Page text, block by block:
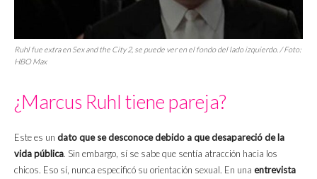
Ruhl fue extra en Sex and the City 2, se puede ver en el fondo del lado izquierdo. / Foto:
HBO Max
¿Marcus Ruhl tiene pareja?
Este es un dato que se desconoce debido a que desapareció de la
vida pública. Sin embargo, sí se sabe que sentía atracción hacia los
chicos. Eso sí, nunca especificó su orientación sexual. En una entrevista